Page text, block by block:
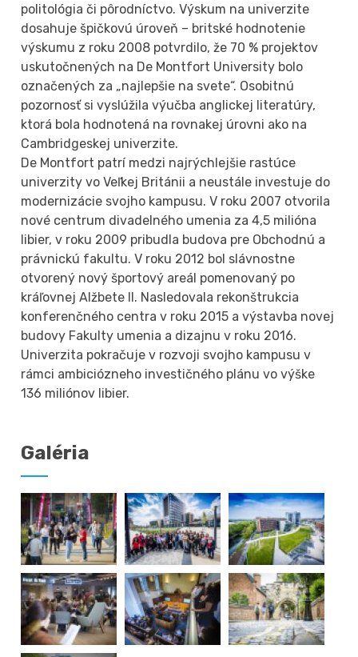
politológia či pôrodníctvo. Výskum na univerzite
dosahuje špičkovú úroveň – britské hodnotenie
výskumu z roku 2008 potvrdilo, že 70 % projektov
uskutočnených na De Montfort University bolo
označených za „najlepšie na svete“. Osobitnú
pozornosť si vyslúžila výučba anglickej literatúry,
ktorá bola hodnotená na rovnakej úrovni ako na
Cambridgeskej univerzite.
De Montfort patrí medzi najrýchlejšie rastúce
univerzity vo Veľkej Británii a neustále investuje do
modernizácie svojho kampusu. V roku 2007 otvorila
nové centrum divadelného umenia za 4,5 milióna
libier, v roku 2009 pribudla budova pre Obchodnú a
právnickú fakultu. V roku 2012 bol slávnostne
otvorený nový športový areál pomenovaný po
kráľovnej Alžbete II. Nasledovala rekonštrukcia
konferenčného centra v roku 2015 a výstavba novej
budovy Fakulty umenia a dizajnu v roku 2016.
Univerzita pokračuje v rozvoji svojho kampusu v
rámci ambiciózneho investičného plánu vo výške
136 miliónov libier.
Galéria